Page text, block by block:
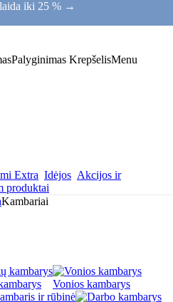
iki 25 % →
Palyginimas KrepšelisMenu
Extra Idėjos Akcijos ir
produktai
Kambariai
Vonios kambarys